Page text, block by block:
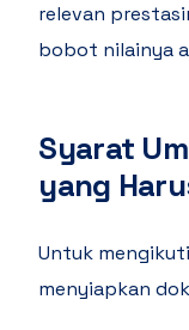
relevan
bobot nilainya
Syarat
yang
Untuk
menyiapkan